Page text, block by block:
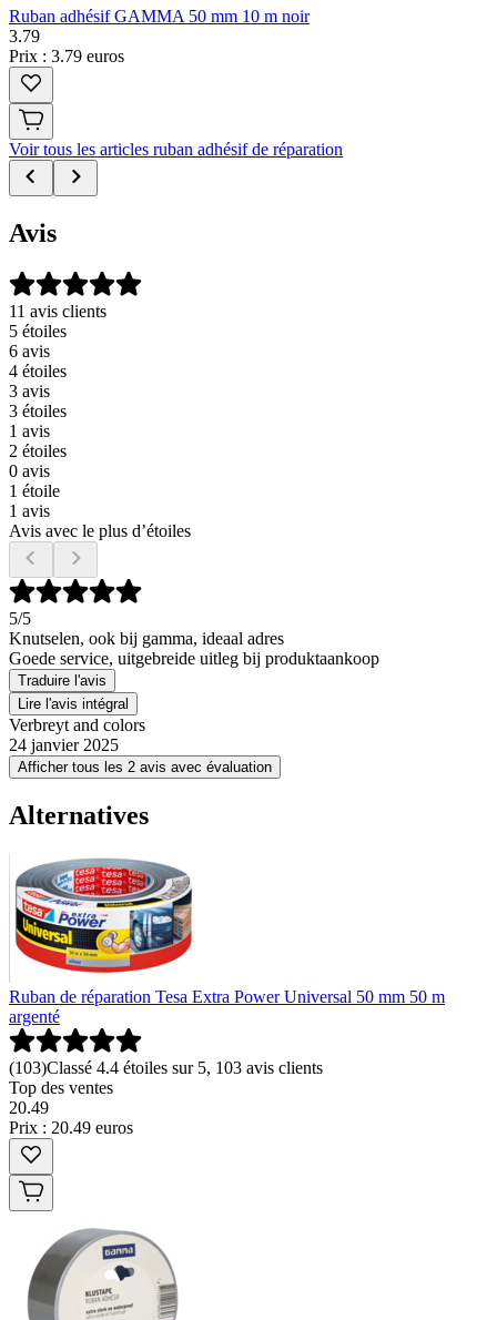
Ruban adhésif GAMMA 50 mm 10 m noir
3.79
Prix : 3.79 euros
Voir tous les articles ruban adhésif de réparation
Avis
11 avis clients
5 étoiles
6 avis
4 étoiles
3 avis
3 étoiles
1 avis
2 étoiles
0 avis
1 étoile
1 avis
Avis avec le plus d’étoiles
5/5
Knutselen, ook bij gamma, ideaal adres
Goede service, uitgebreide uitleg bij produktaankoop
Traduire l'avis
Lire l'avis intégral
Verbreyt and colors
24 janvier 2025
Afficher tous les 2 avis avec évaluation
Alternatives
Ruban de réparation Tesa Extra Power Universal 50 mm 50 m
argenté
(103)Classé 4.4 étoiles sur 5, 103 avis clients
Top des ventes
20.49
Prix : 20.49 euros